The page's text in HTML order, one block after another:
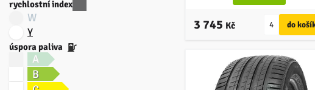
IMPERIAL
KLEBER
KUMHO
rychlostní index
W
Y
úspora paliva
A
B
3 745 Kč